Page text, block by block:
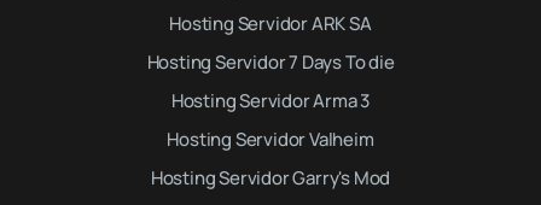
Hosting Servidor ARK SA
Hosting Servidor 7 Days To die
Hosting Servidor Arma 3
Hosting Servidor Valheim
Hosting Servidor Garry's Mod